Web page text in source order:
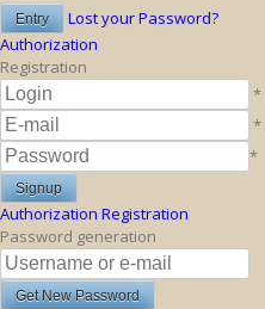
Lost your Password?
Authorization
Registration
*
*
*
Authorization Registration
Password generation